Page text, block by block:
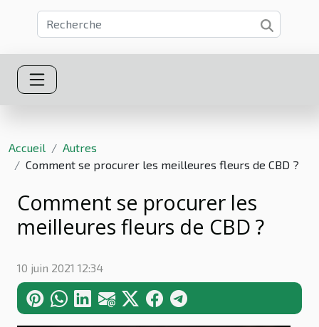
Accueil
Autres
Comment se procurer les meilleures fleurs de CBD ?
Comment se procurer les
meilleures fleurs de CBD ?
10 juin 2021 12:34